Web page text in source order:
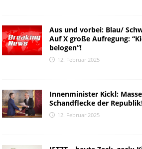
Aus und vorbei: Blau/
Auf X große Aufregung:
belogen”!
12. Februar 2025
Innenminister Kickl:
Schandflecke der
12. Februar 2025